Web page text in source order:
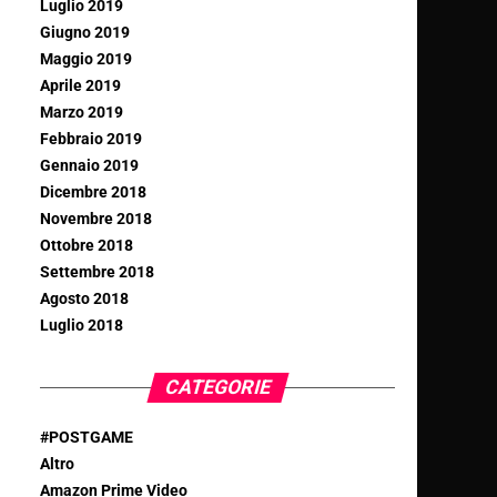
Luglio 2019
Giugno 2019
Maggio 2019
Aprile 2019
Marzo 2019
Febbraio 2019
Gennaio 2019
Dicembre 2018
Novembre 2018
Ottobre 2018
Settembre 2018
Agosto 2018
Luglio 2018
CATEGORIE
#POSTGAME
Altro
Amazon Prime Video